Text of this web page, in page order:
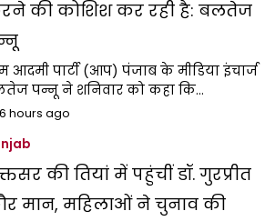
की कोशिश कर रही है: बलतेज
आदमी पार्टी (आप) पंजाब के मीडिया इंचार्ज
पन्नू ने शनिवार को कहा कि…
6 hours ago
की तियां में पहुंचीं डॉ. गुरप्रीत
मान, महिलाओं ने चुनाव की